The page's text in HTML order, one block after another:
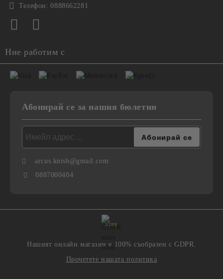
Телефон: 0888662281
Ние работим с
Абонирай се за нашия бюлетин
arcus.knish@gmail.com
0887000404
GDPR
Нашият онлайн магазин е 100% съобразен с GDPR.
Прочетете нашата политика